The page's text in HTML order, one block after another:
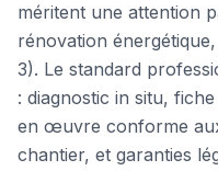
méritent une attention
rénovation
3). Le standard
: diagnostic in situ,
en œuvre conforme
chantier, et garanties